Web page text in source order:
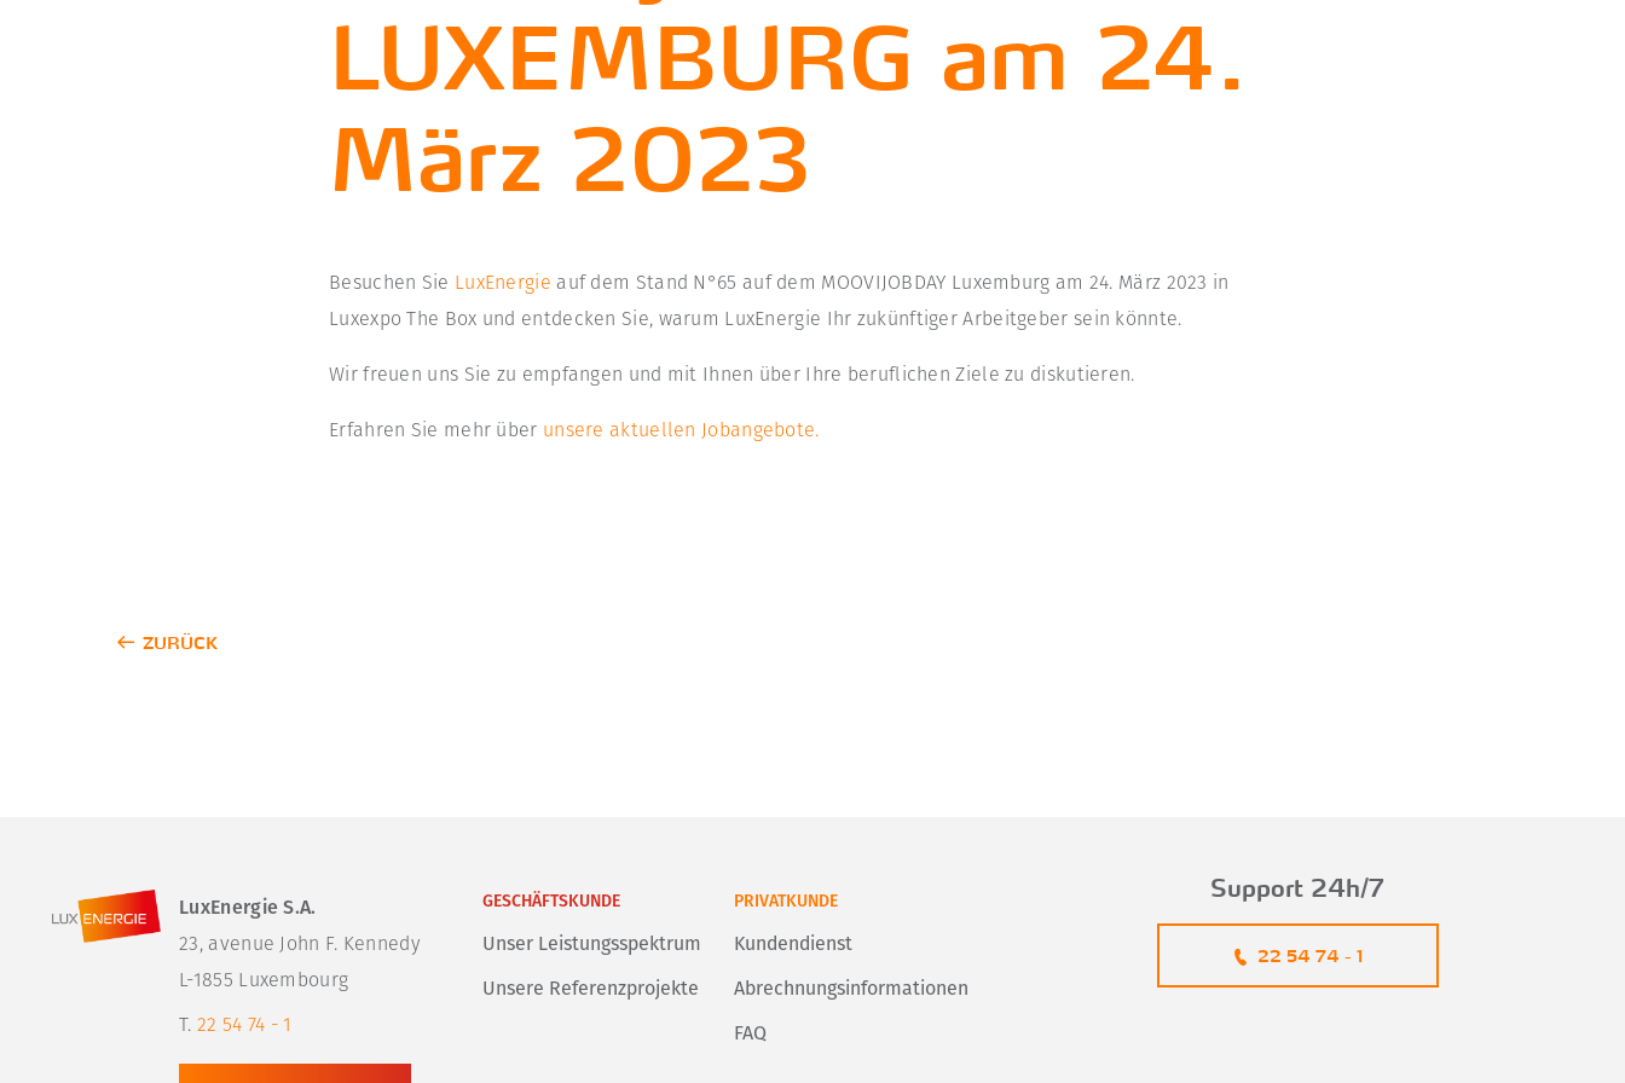
LUXEMBURG am 24.
März 2023
Besuchen Sie LuxEnergie auf dem Stand N°65 auf dem MOOVIJOBDAY Luxemburg am 24. März 2023 in
Luxexpo The Box und entdecken Sie, warum LuxEnergie Ihr zukünftiger Arbeitgeber sein könnte.
Wir freuen uns Sie zu empfangen und mit Ihnen über Ihre beruflichen Ziele zu diskutieren.
Erfahren Sie mehr über unsere aktuellen Jobangebote.
ZURÜCK
LuxEnergie S.A.
23, avenue John F. Kennedy
L-1855 Luxembourg
T.22 54 74 - 1
GESCHÄFTSKUNDE
Unser Leistungsspektrum
Unsere Referenzprojekte
PRIVATKUNDE
Kundendienst
Abrechnungsinformationen
FAQ
Support 24h/7
22 54 74 - 1